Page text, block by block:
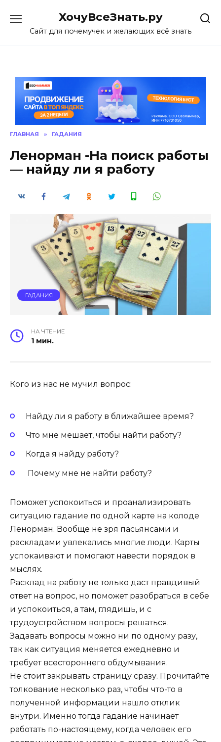
content
ХочуВсеЗнать.ру
Сайт для почемучек и желающих всё знать
ГЛАВНАЯ » ГАДАНИЯ
Ленорман -На поиск работы
— найду ли я работу
ГАДАНИЯ
НА ЧТЕНИЕ
1 мин.
Кого из нас не мучил вопрос:
Найду ли я работу в ближайшее время?
Что мне мешает, чтобы найти работу?
Когда я найду работу?
Почему мне не найти работу?
Поможет успокоиться и проанализировать
ситуацию гадание по одной карте на колоде
Ленорман. Вообще не зря пасьянсами и
раскладами увлекались многие люди. Карты
успокаивают и помогают навести порядок в
мыслях.
Расклад на работу не только даст правдивый
ответ на вопрос, но поможет разобраться в себе
и успокоиться, а там, глядишь, и с
трудоустройством вопросы решаться.
Задавать вопросы можно ни по одному разу,
так как ситуация меняется ежедневно и
требует всестороннего обдумывания.
Не стоит закрывать страницу сразу. Прочитайте
толкование несколько раз, чтобы что-то в
полученной информации нашло отклик
внутри. Именно тогда гадание начинает
работать по-настоящему, когда человек его